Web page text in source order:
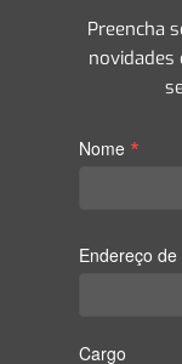
Preencha
novidades
Nome *
Endereço de
Cargo